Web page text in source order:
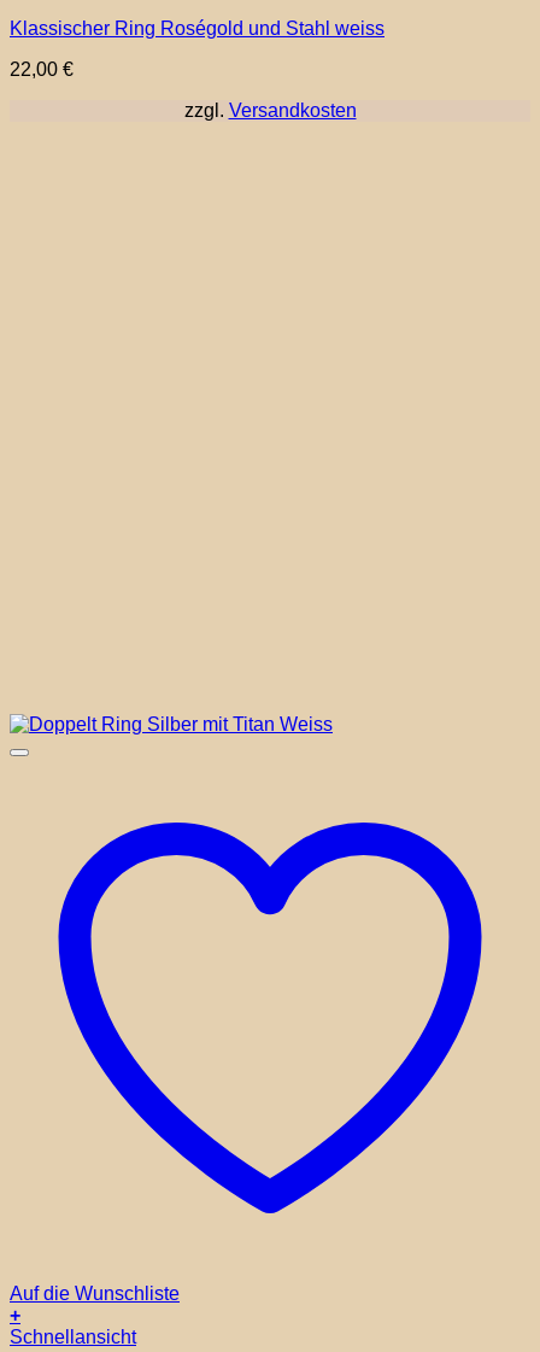
weist
Varianten
Klassischer Ring Roségold und Stahl weiss
22,00 €
zzgl. Versandkosten
Auf die Wunschliste
+
Dieses
Schnellansicht